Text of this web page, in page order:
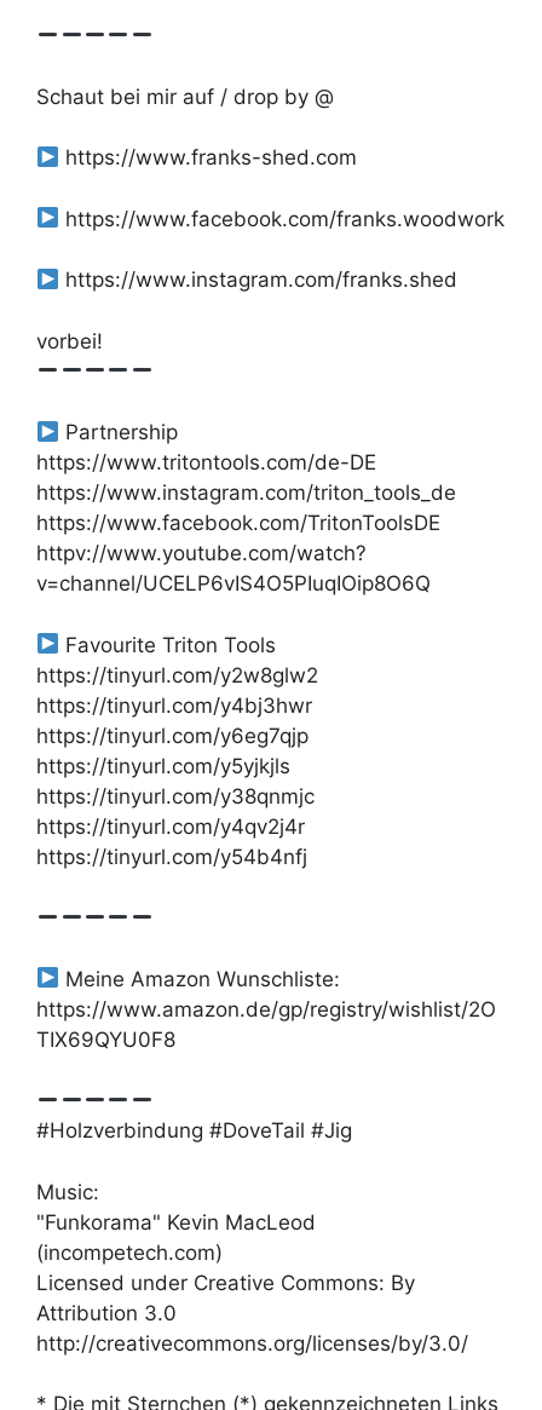
Schaut bei mir auf / drop by @
https://www.franks-shed.com
https://www.facebook.com/franks.woodwork
https://www.instagram.com/franks.shed
vorbei!
Partnership
https://www.tritontools.com/de-DE
https://www.instagram.com/triton_tools_de
https://www.facebook.com/TritonToolsDE
httpv://www.youtube.com/watch?
v=channel/UCELP6vIS4O5PIuqIOip8O6Q
Favourite Triton Tools
https://tinyurl.com/y2w8glw2
https://tinyurl.com/y4bj3hwr
https://tinyurl.com/y6eg7qjp
https://tinyurl.com/y5yjkjls
https://tinyurl.com/y38qnmjc
https://tinyurl.com/y4qv2j4r
https://tinyurl.com/y54b4nfj
Meine Amazon Wunschliste:
https://www.amazon.de/gp/registry/wishlist/2O
TIX69QYU0F8
#Holzverbindung #DoveTail #Jig
Music:
"Funkorama" Kevin MacLeod
(incompetech.com)
Licensed under Creative Commons: By
Attribution 3.0
http://creativecommons.org/licenses/by/3.0/
* Die mit Sternchen (*) gekennzeichneten Links